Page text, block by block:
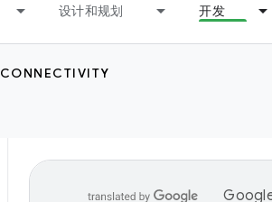
设计和规划 开发
CONNECTIVITY